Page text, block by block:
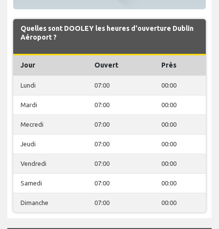
Quelles sont DOOLEY les heures d'ouverture Dublin
Aéroport ?
Jour Ouvert Près
Lundi 07:00 00:00
Mardi 07:00 00:00
Mecredi 07:00 00:00
Jeudi 07:00 00:00
Vendredi 07:00 00:00
Samedi 07:00 00:00
Dimanche 07:00 00:00